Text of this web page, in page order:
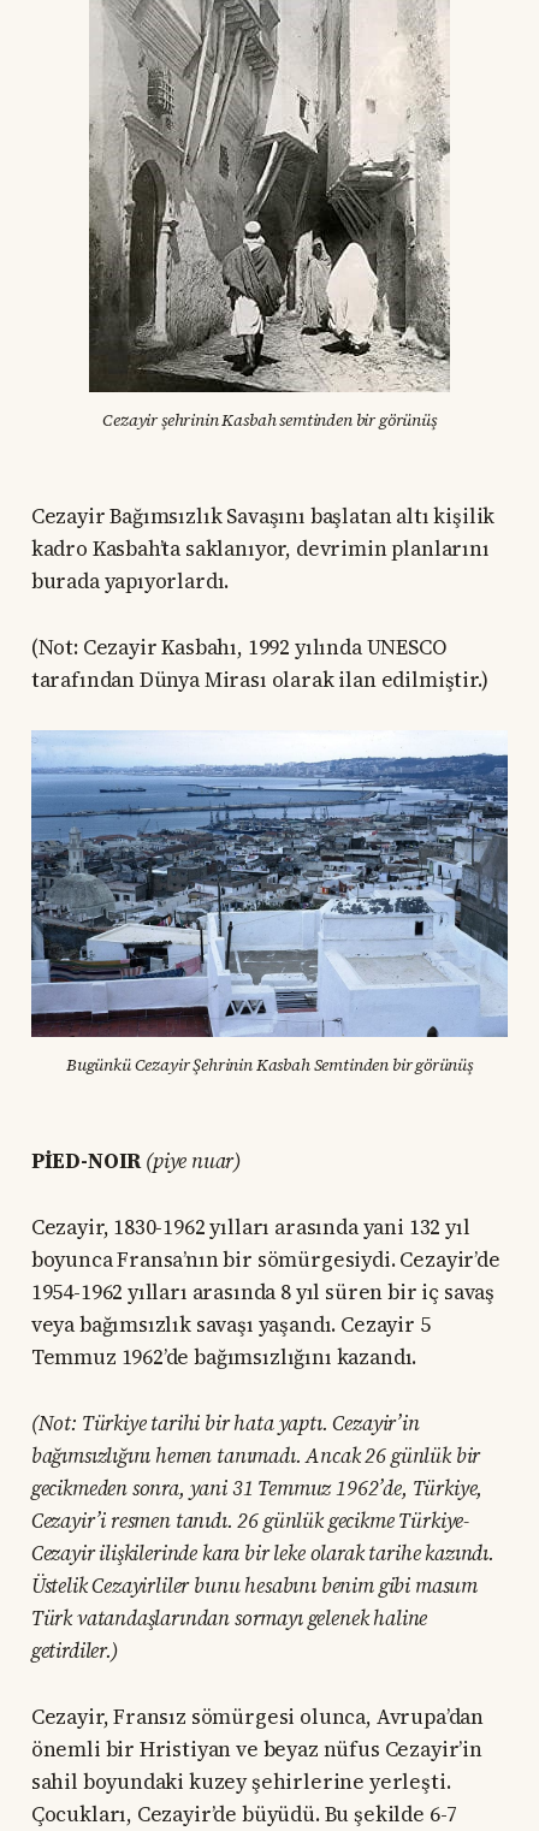
Cezayir şehrinin Kasbah semtinden bir görünüş
Cezayir Bağımsızlık Savaşını başlatan altı kişilik
kadro Kasbah’ta saklanıyor, devrimin planlarını
burada yapıyorlardı.
(Not: Cezayir Kasbahı, 1992 yılında UNESCO
tarafından Dünya Mirası olarak ilan edilmiştir.)
Bugünkü Cezayir Şehrinin Kasbah Semtinden bir görünüş
PİED-NOIR(piye nuar)
Cezayir, 1830-1962 yılları arasında yani 132 yıl
boyunca Fransa’nın bir sömürgesiydi. Cezayir’de
1954-1962 yılları arasında 8 yıl süren bir iç savaş
veya bağımsızlık savaşı yaşandı. Cezayir 5
Temmuz 1962’de bağımsızlığını kazandı.
(Not: Türkiye tarihi bir hata yaptı. Cezayir’in
bağımsızlığını hemen tanımadı. Ancak 26 günlük bir
gecikmeden sonra, yani 31 Temmuz 1962’de, Türkiye,
Cezayir’i resmen tanıdı. 26 günlük gecikme Türkiye-
Cezayir ilişkilerinde kara bir leke olarak tarihe kazındı.
Üstelik Cezayirliler bunu hesabını benim gibi masum
Türk vatandaşlarından sormayı gelenek haline
getirdiler.)
Cezayir, Fransız sömürgesi olunca, Avrupa’dan
önemli bir Hristiyan ve beyaz nüfus Cezayir’in
sahil boyundaki kuzey şehirlerine yerleşti.
Çocukları, Cezayir’de büyüdü. Bu şekilde 6-7